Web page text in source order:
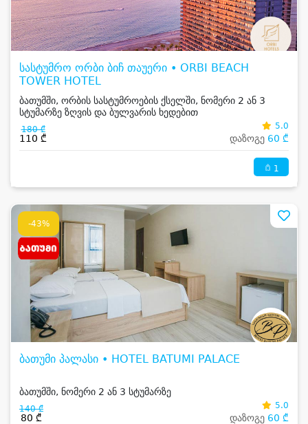
სასტუმრო ორბი ბიჩ თაუერი • ORBI BEACH
TOWER HOTEL
ბათუმში, ორბის სასტუმროების ქსელში, ნომერი 2 ან 3
სტუმარზე ზღვის და ბულვარის ხედებით
180 ₾
110 ₾
5.0
დაზოგე 60 ₾
1
-43%
ბათუმი პალასი • HOTEL BATUMI PALACE
ბათუმში, ნომერი 2 ან 3 სტუმარზე
140 ₾
80 ₾
5.0
დაზოგე 60 ₾